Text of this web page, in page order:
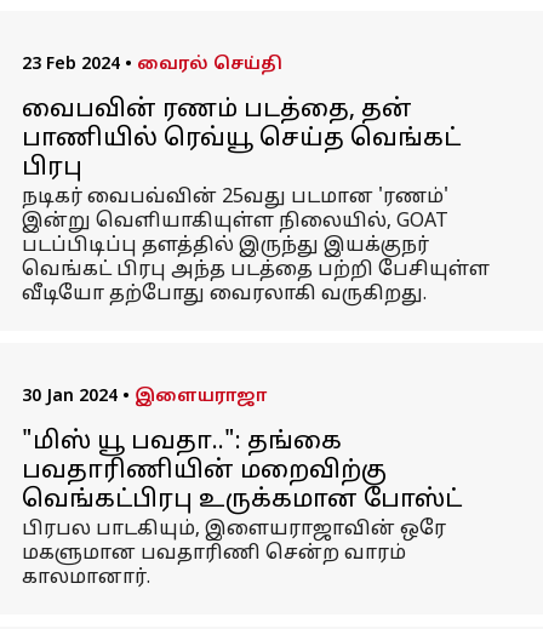
23 Feb 2024 • வைரல் செய்தி
வைபவின் ரணம் படத்தை, தன்
பாணியில் ரெவ்யூ செய்த வெங்கட்
பிரபு
நடிகர் வைபவ்வின் 25வது படமான 'ரணம்'
இன்று வெளியாகியுள்ள நிலையில், GOAT
படப்பிடிப்பு தளத்தில் இருந்து இயக்குநர்
வெங்கட் பிரபு அந்த படத்தை பற்றி பேசியுள்ள
வீடியோ தற்போது வைரலாகி வருகிறது.
30 Jan 2024 • இளையராஜா
"மிஸ் யூ பவதா..": தங்கை
பவதாரிணியின் மறைவிற்கு
வெங்கட்பிரபு உருக்கமான போஸ்ட்
பிரபல பாடகியும், இளையராஜாவின் ஒரே
மகளுமான பவதாரிணி சென்ற வாரம்
காலமானார்.